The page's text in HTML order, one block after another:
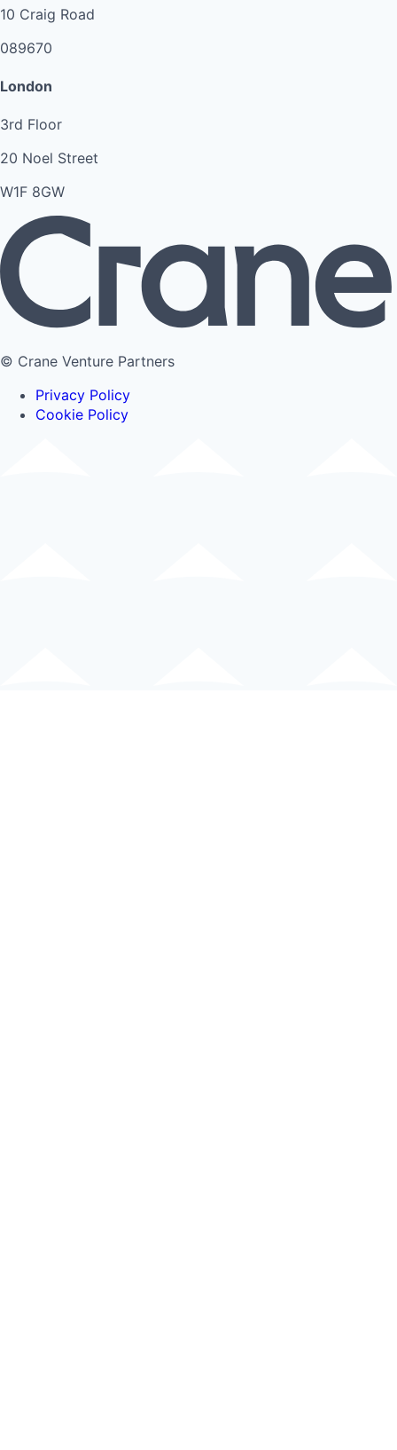
10 Craig Road
089670
London
3rd Floor
20 Noel Street
W1F 8GW
© Crane Venture Partners
Privacy Policy
Cookie Policy